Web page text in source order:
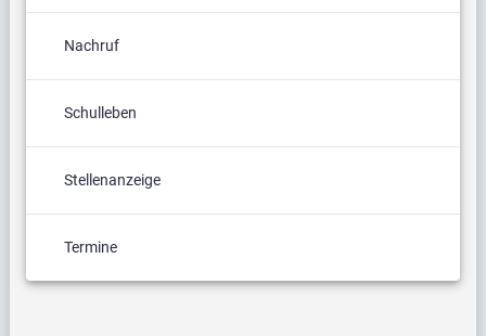
Nachruf
Schulleben
Stellenanzeige
Termine